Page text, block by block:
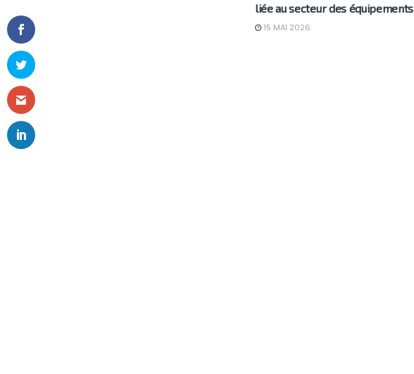
liée au secteur des équipements
15 MAI 2026